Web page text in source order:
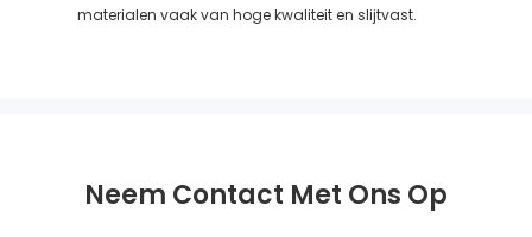
materialen vaak van hoge kwaliteit en slijtvast.
Neem Contact Met Ons Op